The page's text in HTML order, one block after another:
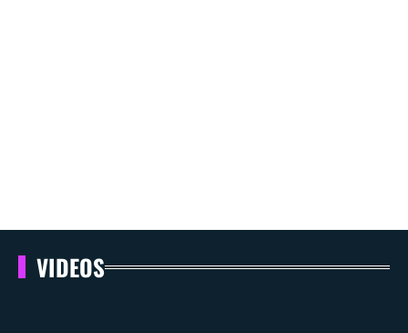
VIDEOS